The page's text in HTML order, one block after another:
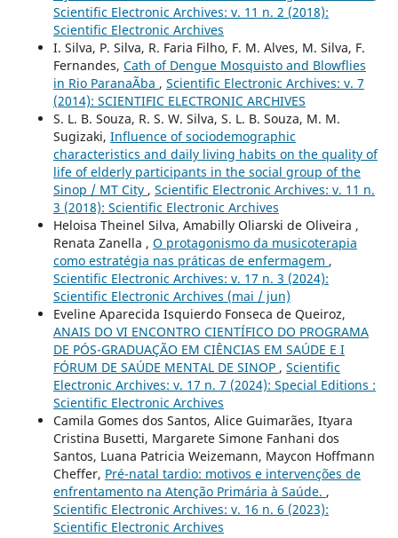
Scientific Electronic Archives: v. 11 n. 2 (2018):
Scientific Electronic Archives
I. Silva, P. Silva, R. Faria Filho, F. M. Alves, M. Silva, F.
Fernandes, Cath of Dengue Mosquisto and Blowflies
in Rio ParanaÃ­ba , Scientific Electronic Archives: v. 7
(2014): SCIENTIFIC ELECTRONIC ARCHIVES
S. L. B. Souza, R. S. W. Silva, S. L. B. Souza, M. M.
Sugizaki, Influence of sociodemographic
characteristics and daily living habits on the quality of
life of elderly participants in the social group of the
Sinop / MT City , Scientific Electronic Archives: v. 11 n.
3 (2018): Scientific Electronic Archives
Heloisa Theinel Silva, Amabilly Oliarski de Oliveira ,
Renata Zanella , O protagonismo da musicoterapia
como estratégia nas práticas de enfermagem ,
Scientific Electronic Archives: v. 17 n. 3 (2024):
Scientific Electronic Archives (mai / jun)
Eveline Aparecida Isquierdo Fonseca de Queiroz,
ANAIS DO VI ENCONTRO CIENTÍFICO DO PROGRAMA
DE PÓS-GRADUAÇÃO EM CIÊNCIAS EM SAÚDE E I
FÓRUM DE SAÚDE MENTAL DE SINOP , Scientific
Electronic Archives: v. 17 n. 7 (2024): Special Editions :
Scientific Electronic Archives
Camila Gomes dos Santos, Alice Guimarães, Ityara
Cristina Busetti, Margarete Simone Fanhani dos
Santos, Luana Patricia Weizemann, Maycon Hoffmann
Cheffer, Pré-natal tardio: motivos e intervenções de
enfrentamento na Atenção Primária à Saúde. ,
Scientific Electronic Archives: v. 16 n. 6 (2023):
Scientific Electronic Archives